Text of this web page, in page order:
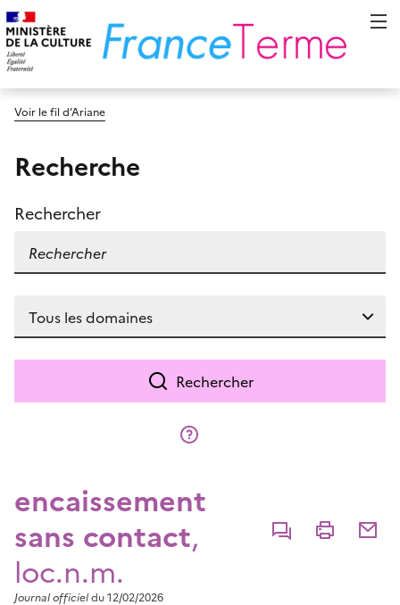
Voir le fil d’Ariane
Recherche
Rechercher
Rechercher
encaissement
sans contact,
loc.n.m.
CommenterImprimer
Journal officieldu 12/02/2026